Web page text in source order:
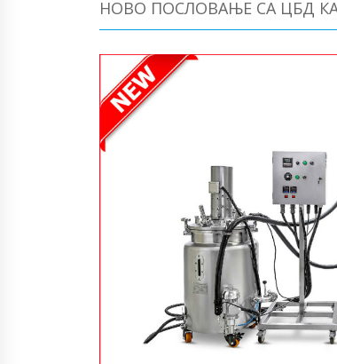
НОВО ПОСЛОВАЊЕ СА ЦБД